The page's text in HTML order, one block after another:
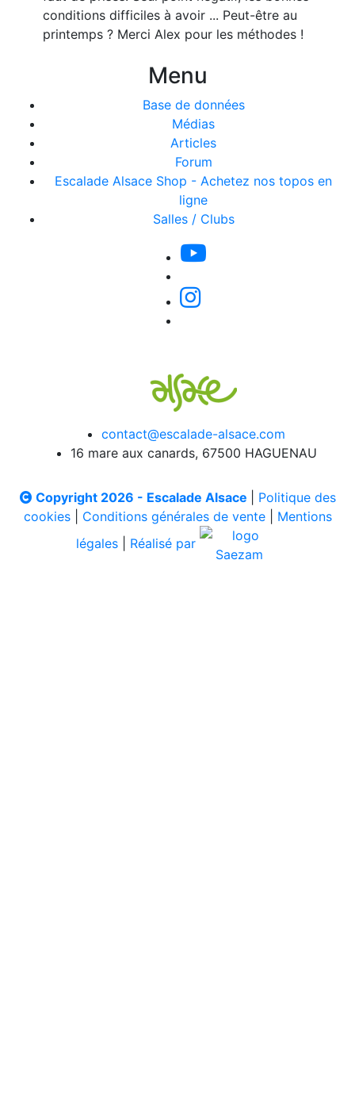
conditions difficiles à avoir ... Peut-être au
printemps ? Merci Alex pour les méthodes !
Menu
Base de données
Médias
Articles
Forum
Escalade Alsace Shop - Achetez nos topos en
ligne
Salles / Clubs
contact@escalade-alsace.com
16 mare aux canards, 67500 HAGUENAU
Copyright 2026 - Escalade Alsace
Politique des
cookies| Conditions générales de vente| Mentions
légales
Réalisé par